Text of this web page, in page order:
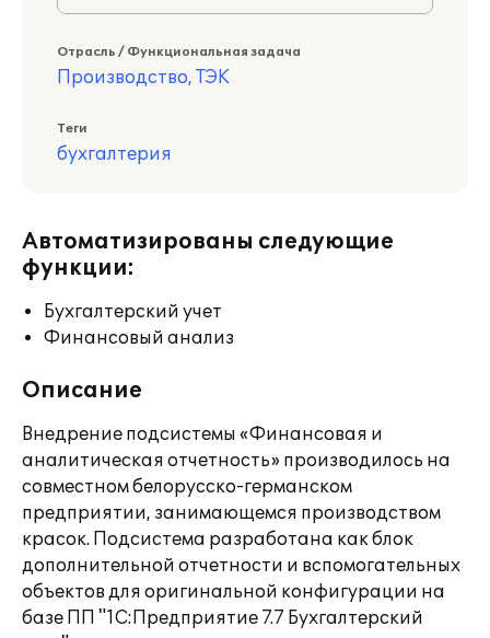
Отрасль / Функциональная задача
Производство, ТЭК
Теги
бухгалтерия
Автоматизированы следующие
функции:
Бухгалтерский учет
Финансовый анализ
Описание
Внедрение подсистемы «Финансовая и
аналитическая отчетность» производилось на
совместном белорусско-германском
предприятии, занимающемся производством
красок. Подсистема разработана как блок
дополнительной отчетности и вспомогательных
объектов для оригинальной конфигурации на
базе ПП "1С:Предприятие 7.7 Бухгалтерский